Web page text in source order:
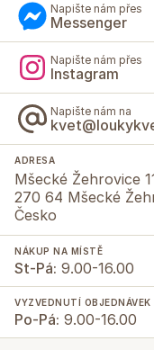
Napište nám přes
Messenger
Napište nám přes
Instagram
Napište nám na
ADRESA
Mšecké Žehrovice
270 64 Mšecké
Česko
NÁKUP NA MÍSTĚ
St-Pá: 9.00-16.00
VYZVEDNUTÍ OBJEDNÁVEK
Po-Pá: 9.00-16.00